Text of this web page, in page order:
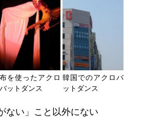
布を使ったアクロ
バットダンス
韓国でのアクロバ
ットダンス
ない」こと以外にない